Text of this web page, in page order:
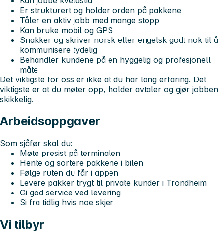
Er strukturert og holder orden på pakkene
Tåler en aktiv jobb med mange stopp
Kan bruke mobil og GPS
Snakker og skriver norsk eller engelsk godt nok til å
kommunisere tydelig
Behandler kundene på en hyggelig og profesjonell
måte
Det viktigste for oss er ikke at du har lang erfaring. Det
viktigste er at du møter opp, holder avtaler og gjør jobben
skikkelig.
Arbeidsoppgaver
Som sjåfør skal du:
Møte presist på terminalen
Hente og sortere pakkene i bilen
Følge ruten du får i appen
Levere pakker trygt til private kunder i Trondheim
Gi god service ved levering
Si fra tidlig hvis noe skjer
Vi tilbyr